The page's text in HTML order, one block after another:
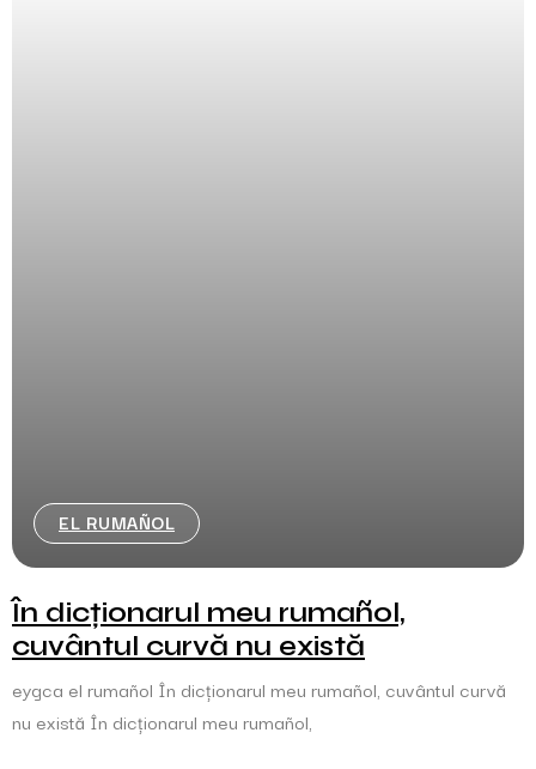
EL RUMAÑOL
În dicționarul meu rumañol,
cuvântul curvă nu există
eygca el rumañol În dicționarul meu rumañol, cuvântul curvă
nu există În dicționarul meu rumañol,